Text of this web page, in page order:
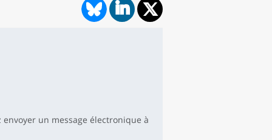
un message électronique à